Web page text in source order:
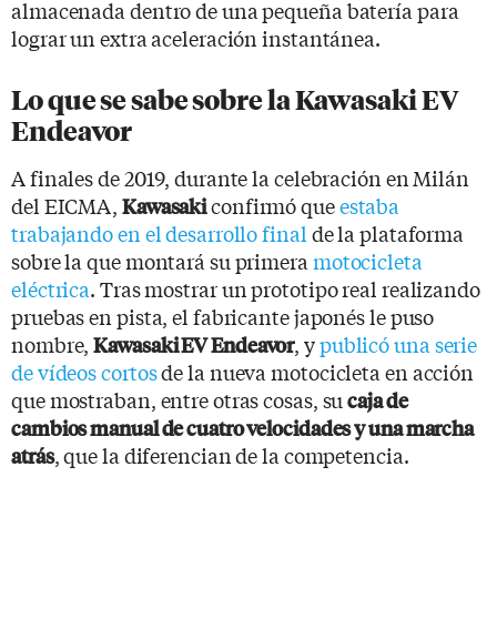
almacenada dentro de una pequeña batería para
lograr un extra aceleración instantánea.
Lo que se sabe sobre la Kawasaki EV
Endeavor
A finales de 2019, durante la celebración en Milán
del EICMA, Kawasakiconfirmó queestaba
trabajando en el desarrollo final de la plataforma
sobre la que montará su primera motocicleta
eléctrica. Tras mostrar un prototipo real realizando
pruebas en pista, el fabricante japonés le puso
nombre,Kawasaki EV Endeavor, ypublicó una serie
de vídeos cortosde la nueva motocicleta en acción
que mostraban, entre otras cosas, sucaja de
cambios manual de cuatro velocidades y una marcha
atrás, que la diferencian de la competencia.